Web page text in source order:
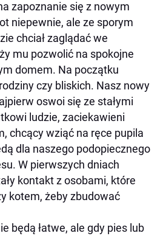
zapoznanie się z nowym
niepewnie, ale ze sporym
chciał zaglądać we
mu pozwolić na spokojne
domem. Na początku
czy bliskich. Nasz nowy
oswoi się ze stałymi
ludzie, zaciekawieni
chcący wziąć na ręce pupila
dla naszego podopiecznego
W pierwszych dniach
kontakt z osobami, które
kotem, żeby zbudować
będą łatwe, ale gdy pies lub